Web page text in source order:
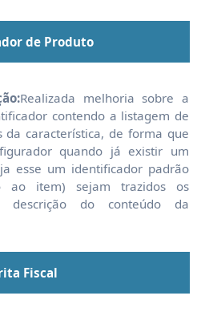
de Produto
Realizada melhoria sobre a
contendo a listagem de
da característica, de forma que
quando já existir um
esse um identificador padrão
ao item) sejam trazidos os
descrição do conteúdo da
Fiscal